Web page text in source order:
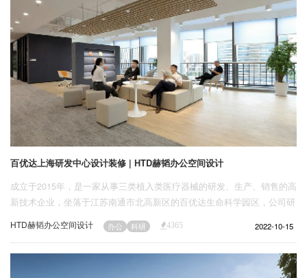
百优达上海研发中心设计装修 | HTD赫韬办公空间设计
成立于2015年，是一家从事三类植入类医疗器械的研发、生产、销售的高
新技术企业，坐落于江苏南通市北高新区的百优达生命科学园区，公司研
等植入类医疗器械的研发和生产。百优达致力于为医生提供性能优良的医
HTD赫韬办公空间设计 办公 科研 4365 2022-10-15